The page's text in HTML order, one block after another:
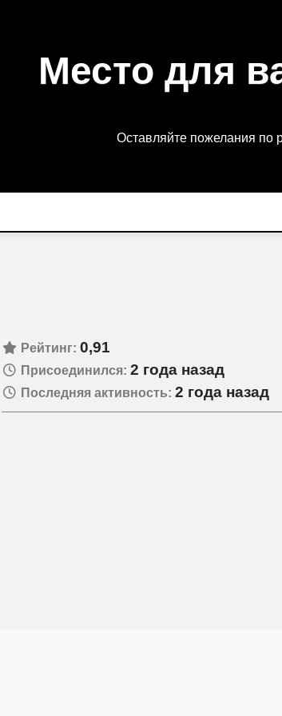
Место для
Оставляйте пожелания по
Рейтинг: 0,91
Присоединился: 2 года назад
Последняя активность: 2 года назад